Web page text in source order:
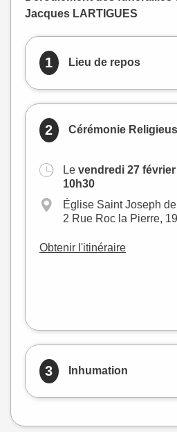
Jacques LARTIGUES
1 Lieu de repos
2 Cérémonie
Le vendredi 27 février
10h30
Église Saint Joseph
2 Rue Roc la Pierre,
Obtenir l'itinéraire
3 Inhumation